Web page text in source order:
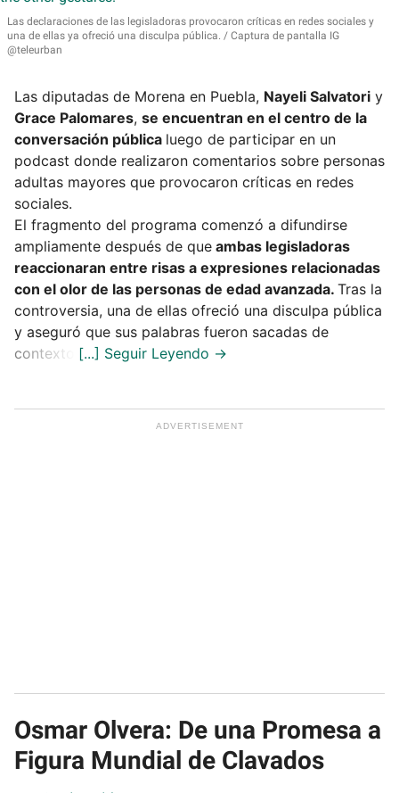
Las declaraciones de las legisladoras provocaron críticas en redes sociales y
una de ellas ya ofreció una disculpa pública.
Captura de pantalla IG
@teleurban
Las diputadas de Morena en Puebla, Nayeli Salvatori y
Grace Palomares, se encuentran en el centro de la
conversación pública luego de participar en un
podcast donde realizaron comentarios sobre personas
adultas mayores que provocaron críticas en redes
sociales.
El fragmento del programa comenzó a difundirse
ampliamente después de que ambas legisladoras
reaccionaran entre risas a expresiones relacionadas
con el olor de las personas de edad avanzada. Tras la
controversia, una de ellas ofreció una disculpa pública
y aseguró que sus palabras fueron sacadas de
contexto.
Osmar Olvera: De una Promesa a
Figura Mundial de Clavados